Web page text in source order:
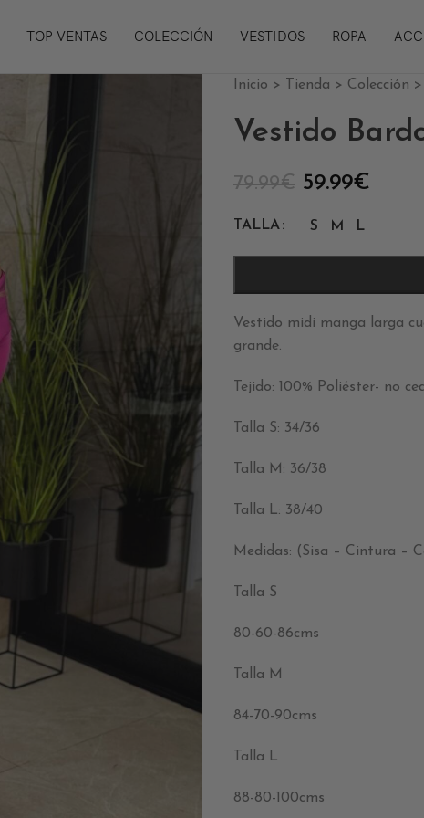
TOP VENTAS COLECCIÓN VESTIDOS ROPA
Inicio > Tienda > Colección >
Vestido
79.99€ 59.99€
TALLA S M L
Vestido midi manga larga
grande.
Tejido: 100% Poliéster- no
Talla S: 34/36
Talla M: 36/38
Talla L: 38/40
Medidas: (Sisa – Cintura –
Talla S
80-60-86cms
Talla M
84-70-90cms
Talla L
88-80-100cms